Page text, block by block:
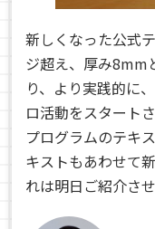
新しくなった公式
ジ超え、厚み8mm
り、より実践的に
ロ活動をスタート
プログラムのテキ
キストもあわせて
れは明日ご紹介さ